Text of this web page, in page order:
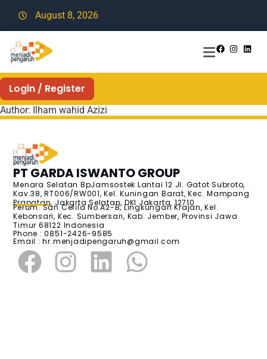
August 8, 2026
Login / Register
Author: Ilham wahid Azizi
PT GARDA ISWANTO GROUP
Menara Selatan BpJamsostek Lantai 12 Jl. Gatot Subroto,
Kav.38, RT006/RW001, Kel. Kuningan Barat, Kec. Mampang
Prapatan, Jakarta Selatan, DKI Jakarta, 12710
Perum. San Cefila No.A2-B, Lingkungan Krajan, Kel.
Kebonsari, Kec. Sumbersari, Kab. Jember, Provinsi Jawa
Timur 68122 Indonesia
Phone : 0851-2426-9585
Email :hr.menjadipengaruh@gmail.com